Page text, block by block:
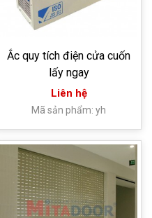
Ắc quy tích điện cửa cuốn
lấy ngay
Liên hệ
Mã sản phẩm: yh